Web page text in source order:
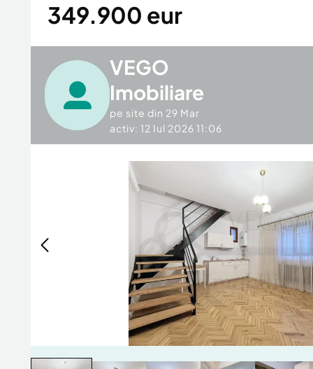
349.900 eur
VEGO
Imobiliare
pe site din 29 Mar
activ: 12 Iul 2026 11:06